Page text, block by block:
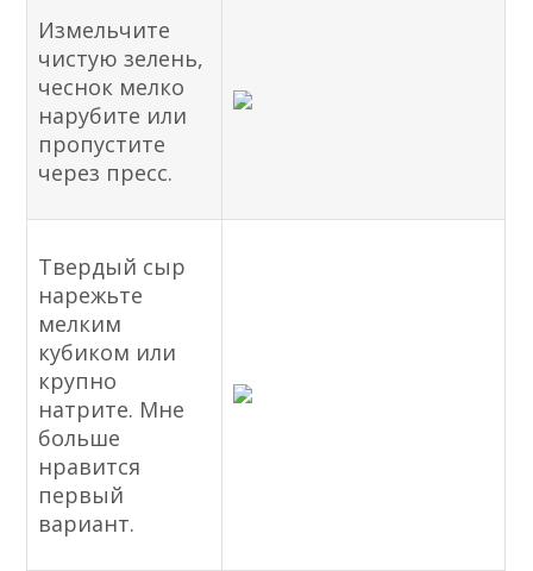
Измельчите
чистую зелень,
чеснок мелко
нарубите или
пропустите
через пресс.
Твердый сыр
нарежьте
мелким
кубиком или
крупно
натрите. Мне
больше
нравится
первый
вариант.